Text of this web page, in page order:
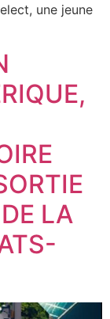
une jeune
LA